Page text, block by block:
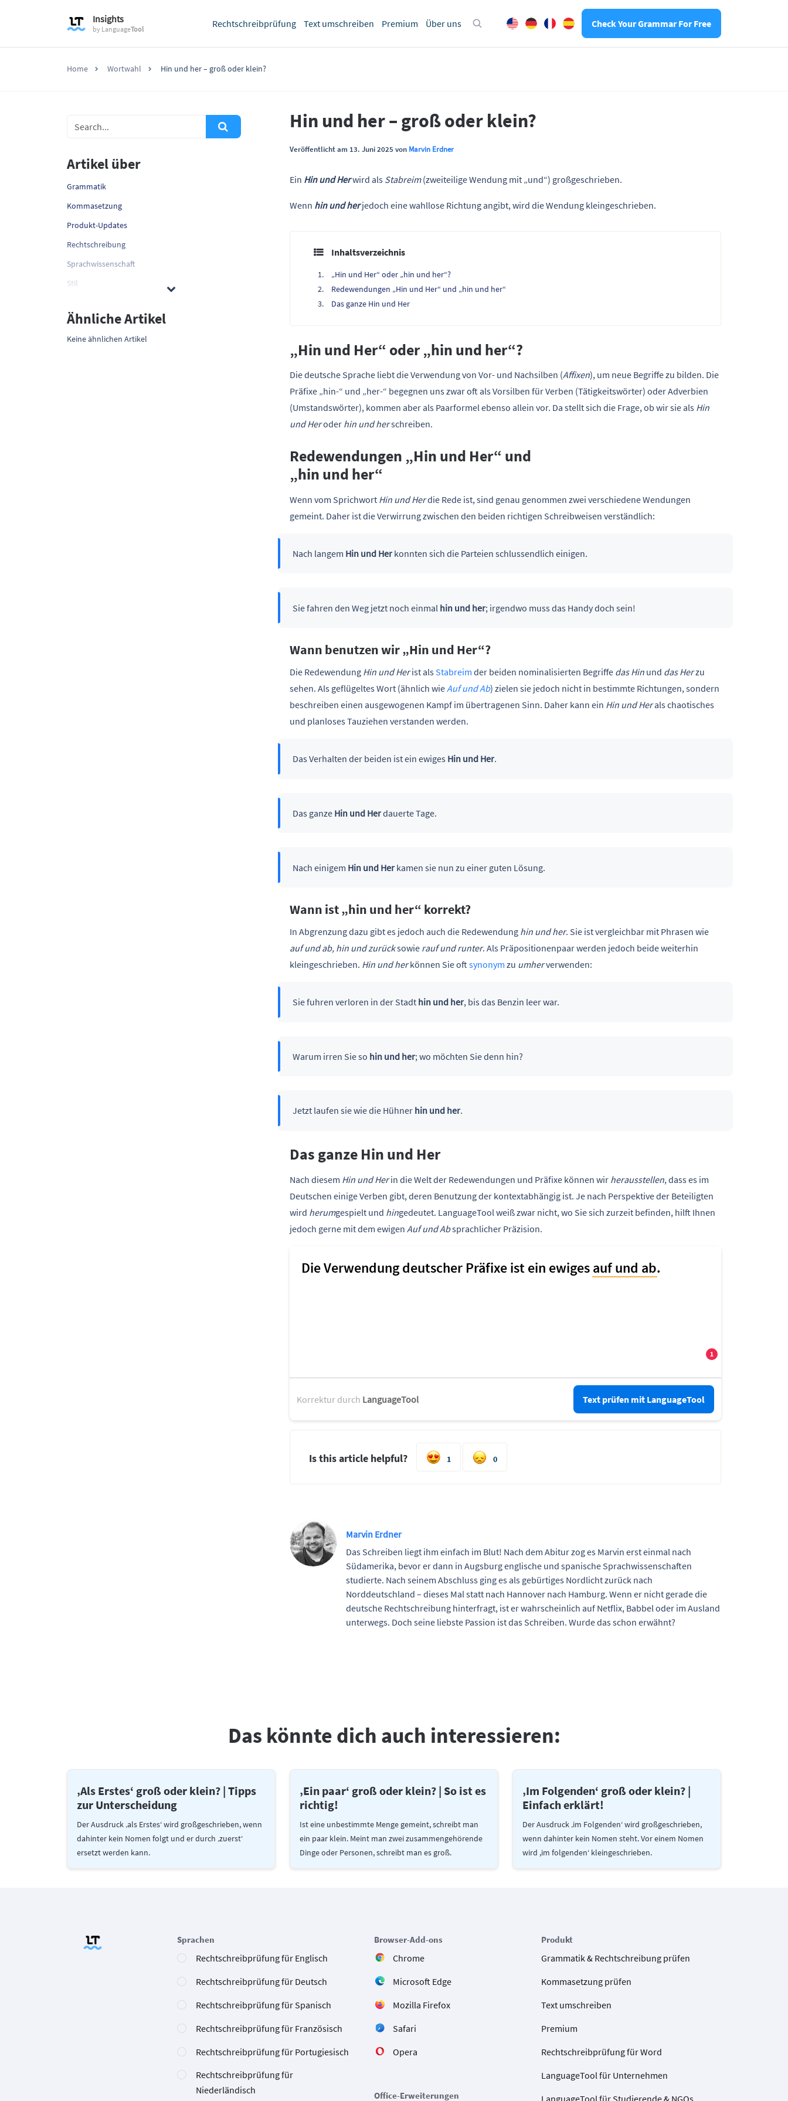
Insights
by LanguageTool Rechtschreibprüfung Text umschreiben Premium Über uns Check Your Grammar For Free
Home Wortwahl Hin und her – groß oder klein?
Hin und her – groß oder klein?
Veröffentlicht am 13. Juni 2025 von Marvin Erdner
Ein Hin und Herwird als Stabreim(zweiteilige Wendung mit „und“) großgeschrieben.
Wenn hin und herjedoch eine wahllose Richtung angibt, wird die Wendung kleingeschrieben.
Inhaltsverzeichnis
„Hin und Her“ oder „hin und her“?
Redewendungen „Hin und Her“ und „hin und her“
Das ganze Hin und Her
„Hin und Her“ oder „hin und her“?
Die deutsche Sprache liebt die Verwendung von Vor- und Nachsilben (Affixen), um neue Begriffe zu bilden. Die
Präfixe „hin-“ und „her-“ begegnen uns zwar oft als Vorsilben für Verben (Tätigkeitswörter) oder Adverbien
(Umstandswörter), kommen aber als Paarformel ebenso allein vor. Da stellt sich die Frage, ob wir sie als Hin
und Heroder hin und herschreiben.
Redewendungen „Hin und Her“ und
„hin und her“
Wenn vom Sprichwort Hin und Herdie Rede ist, sind genau genommen zwei verschiedene Wendungen
gemeint. Daher ist die Verwirrung zwischen den beiden richtigen Schreibweisen verständlich:
Nach langem Hin und Herkonnten sich die Parteien schlussendlich einigen.
Sie fahren den Weg jetzt noch einmal hin und her; irgendwo muss das Handy doch sein!
Wann benutzen wir „Hin und Her“?
Die Redewendung Hin und Herist als Stabreim der beiden nominalisierten Begriffe das Hin und das Herzu
sehen. Als geflügeltes Wort (ähnlich wieAuf und Ab) zielen sie jedoch nicht in bestimmte Richtungen, sondern
beschreiben einen ausgewogenen Kampf im übertragenen Sinn. Daher kann ein Hin und Herals chaotisches
und planloses Tauziehen verstanden werden.
Das Verhalten der beiden ist ein ewiges Hin und Her.
Das ganze Hin und Herdauerte Tage.
Nach einigem Hin und Herkamen sie nun zu einer guten Lösung.
Wann ist „hin und her“ korrekt?
In Abgrenzung dazu gibt es jedoch auch die Redewendung hin und her. Sie ist vergleichbar mit Phrasen wie
auf und ab, hin und zurücksowie rauf und runter. Als Präpositionenpaar werden jedoch beide weiterhin
kleingeschrieben. Hin und herkönnen Sie oft synonym zu umherverwenden:
Sie fuhren verloren in der Stadt hin und her, bis das Benzin leer war.
Warum irren Sie so hin und her; wo möchten Sie denn hin?
Jetzt laufen sie wie die Hühner hin und her.
Das ganze Hin und Her
Nach diesem Hin und Herin die Welt der Redewendungen und Präfixe können wir herausstellen, dass es im
Deutschen einige Verben gibt, deren Benutzung der kontextabhängig ist. Je nach Perspektive der Beteiligten
wird herumgespielt und hingedeutet. LanguageTool weiß zwar nicht, wo Sie sich zurzeit befinden, hilft Ihnen
jedoch gerne mit dem ewigen Auf und Absprachlicher Präzision.
Korrektur durch LanguageTool Text prüfen mit LanguageTool
Is this article helpful? 1 0
Marvin Erdner
Das Schreiben liegt ihm einfach im Blut! Nach dem Abitur zog es Marvin erst einmal nach
Südamerika, bevor er dann in Augsburg englische und spanische Sprachwissenschaften
studierte. Nach seinem Abschluss ging es als gebürtiges Nordlicht zurück nach
Norddeutschland – dieses Mal statt nach Hannover nach Hamburg. Wenn er nicht gerade die
deutsche Rechtschreibung hinterfragt, ist er wahrscheinlich auf Netflix, Babbel oder im Ausland
unterwegs. Doch seine liebste Passion ist das Schreiben. Wurde das schon erwähnt?
Artikel über
Grammatik
Kommasetzung
Produkt-Updates
Rechtschreibung
Sprachwissenschaft
Stil
Ähnliche Artikel
Keine ähnlichen Artikel
Das könnte dich auch interessieren:
‚Als Erstes‘ groß oder klein? | Tipps
zur Unterscheidung
Der Ausdruck ‚als Erstes‘ wird großgeschrieben, wenn
dahinter kein Nomen folgt und er durch ‚zuerst‘
ersetzt werden kann.
‚Ein paar‘ groß oder klein? | So ist es
richtig!
Ist eine unbestimmte Menge gemeint, schreibt man
ein paar klein. Meint man zwei zusammengehörende
Dinge oder Personen, schreibt man es groß.
‚Im Folgenden‘ groß oder klein? |
Einfach erklärt!
Der Ausdruck ‚im Folgenden‘ wird großgeschrieben,
wenn dahinter kein Nomen steht. Vor einem Nomen
wird ,im folgenden‘ kleingeschrieben.
Sprachen
Rechtschreibprüfung für Englisch
Rechtschreibprüfung für Deutsch
Rechtschreibprüfung für Spanisch
Rechtschreibprüfung für Französisch
Rechtschreibprüfung für Portugiesisch
Rechtschreibprüfung für
Niederländisch
Browser-Add-ons
Chrome
Microsoft Edge
Mozilla Firefox
Safari
Opera
Office-Erweiterungen
Produkt
Grammatik & Rechtschreibung prüfen
Kommasetzung prüfen
Text umschreiben
Premium
Rechtschreibprüfung für Word
LanguageTool für Unternehmen